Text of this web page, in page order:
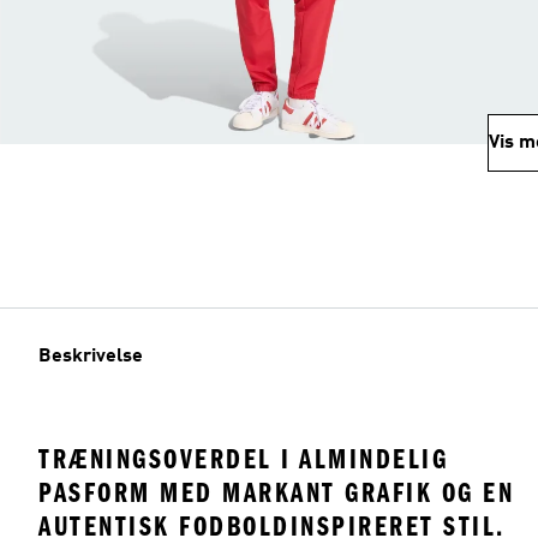
Vis
Beskrivelse
TRÆNINGSOVERDEL I ALMINDELIG
PASFORM MED MARKANT GRAFIK OG EN
AUTENTISK FODBOLDINSPIRERET STIL.